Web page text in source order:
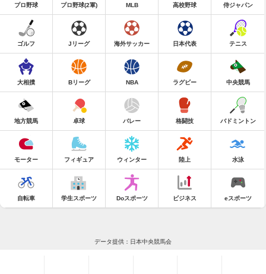
プロ野球 プロ野球(2軍) MLB 高校野球 侍ジャパン
ゴルフ Jリーグ 海外サッカー 日本代表 テニス
大相撲 Bリーグ NBA ラグビー 中央競馬
地方競馬 卓球 バレー 格闘技 バドミントン
モーター フィギュア ウィンター 陸上 水泳
自転車 学生スポーツ Doスポーツ ビジネス eスポーツ
データ提供：日本中央競馬会